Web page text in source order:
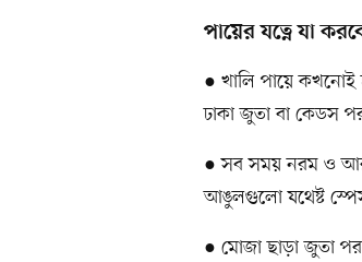
পায়ের যত্নে যা
● খালি পায়ে কখনোই
ঢাকা জুতা বা কেডস
● সব সময় নরম ও
আঙুলগুলো যথেষ্ট স্পেস
● মোজা ছাড়া জুতা